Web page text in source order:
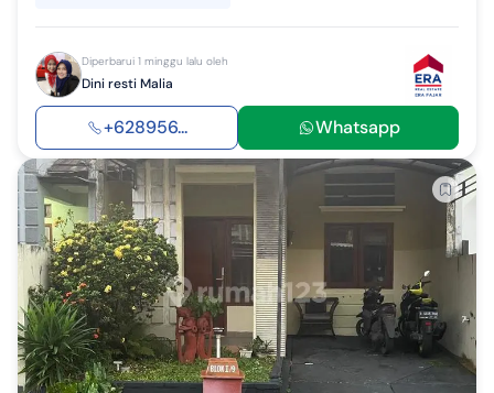
Diperbarui 1 minggu lalu oleh
Dini resti Malia
+628956... Whatsapp